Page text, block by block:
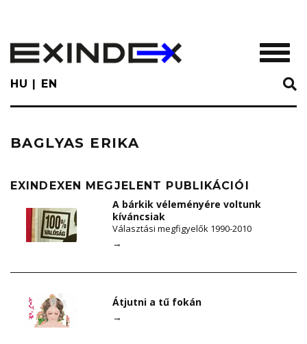
main
content
HU EN
BAGLYAS ERIKA
EXINDEXEN MEGJELENT PUBLIKÁCIÓI
A bárkik véleményére voltunk
kíváncsiak
Választási megfigyelők 1990-2010
→
Átjutni a tű fokán
→